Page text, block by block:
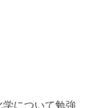
について勉強